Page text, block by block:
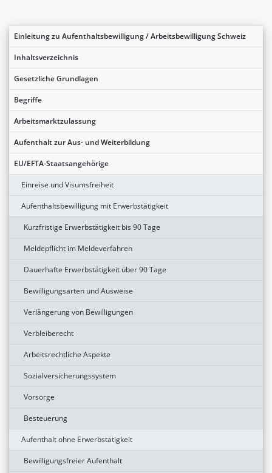
Einleitung zu Aufenthaltsbewilligung / Arbeitsbewilligung Schweiz
Inhaltsverzeichnis
Gesetzliche Grundlagen
Begriffe
Arbeitsmarktzulassung
Aufenthalt zur Aus- und Weiterbildung
EU/EFTA-Staatsangehörige
Einreise und Visumsfreiheit
Aufenthaltsbewilligung mit Erwerbstätigkeit
Kurzfristige Erwerbstätigkeit bis 90 Tage
Meldepflicht im Meldeverfahren
Dauerhafte Erwerbstätigkeit über 90 Tage
Bewilligungsarten und Ausweise
Verlängerung von Bewilligungen
Verbleiberecht
Arbeitsrechtliche Aspekte
Sozialversicherungssystem
Vorsorge
Besteuerung
Aufenthalt ohne Erwerbstätigkeit
Bewilligungsfreier Aufenthalt